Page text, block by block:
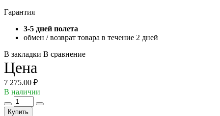
Гарантия
3-5 дней полета
обмен / возврат товара в течение 2 дней
В закладки В сравнение
Цена
7 275.00 ₽
В наличии
Купить